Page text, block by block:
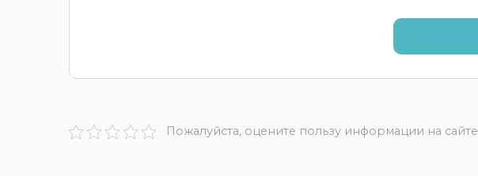
Пожалуйста, оцените пользу информации на сайте